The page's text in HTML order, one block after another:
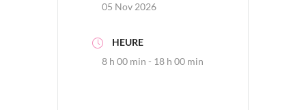
05 Nov 2026
HEURE
8 h 00 min - 18 h 00 min